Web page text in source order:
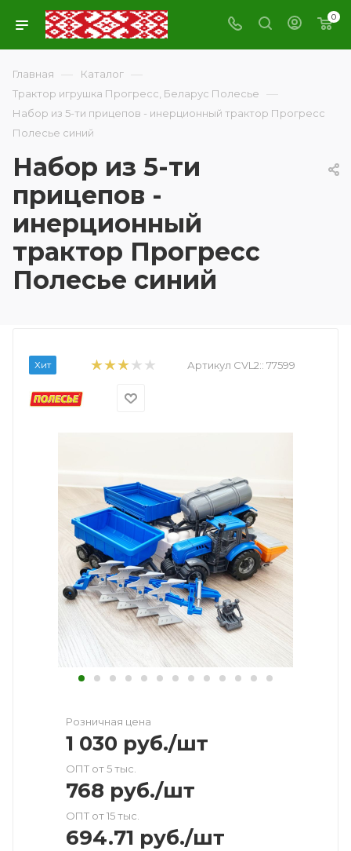
0
Главная — Каталог —
Трактор игрушка Прогресс, Беларус Полесье —
Набор из 5-ти прицепов - инерционный трактор Прогресс
Полесье синий
Набор из 5-ти
прицепов -
инерционный
трактор Прогресс
Полесье синий
Хит Артикул CVL2:: 77599
Розничная цена
1 030 руб./шт
ОПТ от 5 тыс.
768 руб./шт
ОПТ от 15 тыс.
694.71 руб./шт